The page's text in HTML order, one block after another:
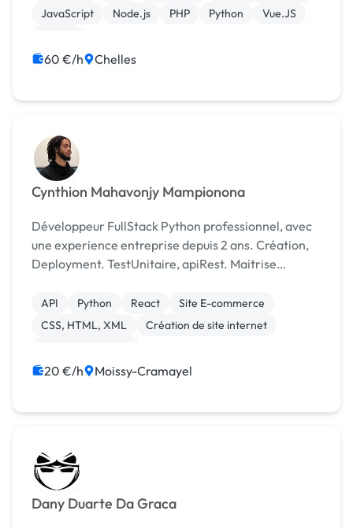
compétences tout...
JavaScript
Node.js PHP Python
Vue.JS
60 €/h Chelles
Cynthion Mahavonjy Mampionona
Développeur FullStack Python professionnel, avec
une experience entreprise depuis 2 ans. Création,
Deployment. TestUnitaire, apiRest. Maitrise
Tout en utilisant une méthode de travail exemplaire.
API Python React
Site E-commerce
CSS, HTML, XML
Création de site internet
20 €/h Moissy-Cramayel
Dany Duarte Da Graca